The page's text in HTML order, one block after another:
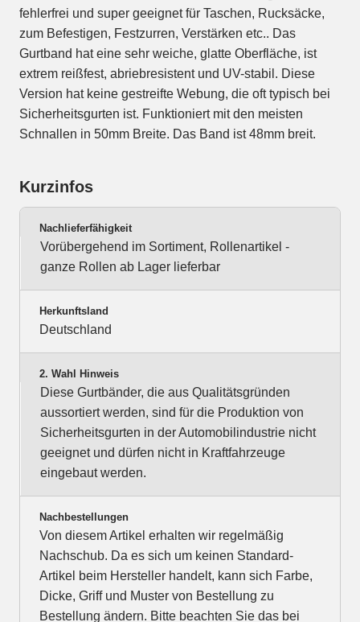
fehlerfrei und super geeignet für Taschen, Rucksäcke,
zum Befestigen, Festzurren, Verstärken etc.. Das
Gurtband hat eine sehr weiche, glatte Oberfläche, ist
extrem reißfest, abriebresistent und UV-stabil. Diese
Version hat keine gestreifte Webung, die oft typisch bei
Sicherheitsgurten ist. Funktioniert mit den meisten
Schnallen in 50mm Breite. Das Band ist 48mm breit.
Kurzinfos
Nachlieferfähigkeit
Vorübergehend im Sortiment, Rollenartikel -
ganze Rollen ab Lager lieferbar
Herkunftsland
Deutschland
2. Wahl Hinweis
Diese Gurtbänder, die aus Qualitätsgründen
aussortiert werden, sind für die Produktion von
Sicherheitsgurten in der Automobilindustrie nicht
geeignet und dürfen nicht in Kraftfahrzeuge
eingebaut werden.
Nachbestellungen
Von diesem Artikel erhalten wir regelmäßig
Nachschub. Da es sich um keinen Standard-
Artikel beim Hersteller handelt, kann sich Farbe,
Dicke, Griff und Muster von Bestellung zu
Bestellung ändern. Bitte beachten Sie das bei